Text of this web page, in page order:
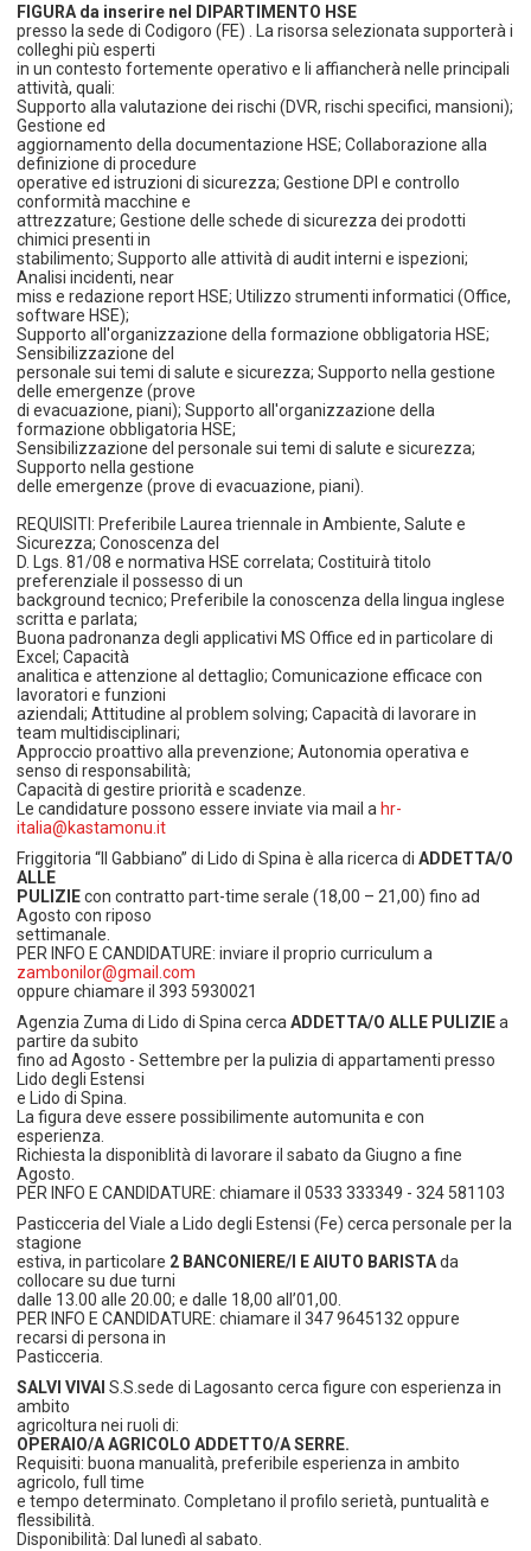
FIGURA da inserire nel DIPARTIMENTO HSE
presso la sede di Codigoro (FE) . La risorsa selezionata supporterà i
colleghi più esperti
in un contesto fortemente operativo e li affiancherà nelle principali
attività, quali:
Supporto alla valutazione dei rischi (DVR, rischi specifici, mansioni);
Gestione ed
aggiornamento della documentazione HSE; Collaborazione alla
definizione di procedure
operative ed istruzioni di sicurezza; Gestione DPI e controllo
conformità macchine e
attrezzature; Gestione delle schede di sicurezza dei prodotti
chimici presenti in
stabilimento; Supporto alle attività di audit interni e ispezioni;
Analisi incidenti, near
miss e redazione report HSE; Utilizzo strumenti informatici (Office,
software HSE);
Supporto all'organizzazione della formazione obbligatoria HSE;
Sensibilizzazione del
personale sui temi di salute e sicurezza; Supporto nella gestione
delle emergenze (prove
di evacuazione, piani); Supporto all'organizzazione della
formazione obbligatoria HSE;
Sensibilizzazione del personale sui temi di salute e sicurezza;
Supporto nella gestione
delle emergenze (prove di evacuazione, piani).
REQUISITI: Preferibile Laurea triennale in Ambiente, Salute e
Sicurezza; Conoscenza del
D. Lgs. 81/08 e normativa HSE correlata; Costituirà titolo
preferenziale il possesso di un
background tecnico; Preferibile la conoscenza della lingua inglese
scritta e parlata;
Buona padronanza degli applicativi MS Office ed in particolare di
Excel; Capacità
analitica e attenzione al dettaglio; Comunicazione efficace con
lavoratori e funzioni
aziendali; Attitudine al problem solving; Capacità di lavorare in
team multidisciplinari;
Approccio proattivo alla prevenzione; Autonomia operativa e
senso di responsabilità;
Capacità di gestire priorità e scadenze.
Le candidature possono essere inviate via mail ahr-
italia@kastamonu.it
Friggitoria “Il Gabbiano” di Lido di Spina è alla ricerca diADDETTA/O
ALLE
PULIZIEcon contratto part-time serale (18,00 – 21,00) fino ad
Agosto con riposo
settimanale.
PER INFO E CANDIDATURE: inviare il proprio curriculum a
zambonilor@gmail.com
oppure chiamare il 393 5930021
Agenzia Zuma di Lido di Spina cerca ADDETTA/O ALLE PULIZIEa
partire da subito
fino ad Agosto - Settembre per la pulizia di appartamenti presso
Lido degli Estensi
e Lido di Spina.
La figura deve essere possibilimente automunita e con
esperienza.
Richiesta la disponiblità di lavorare il sabato da Giugno a fine
Agosto.
PER INFO E CANDIDATURE: chiamare il 0533 333349 - 324 581103
Pasticceria del Viale a Lido degli Estensi (Fe) cerca personale per la
stagione
estiva, in particolare 2 BANCONIERE/I E AIUTO BARISTAda
collocare su due turni
dalle 13.00 alle 20.00; e dalle 18,00 all’01,00.
PER INFO E CANDIDATURE: chiamare il 347 9645132 oppure
recarsi di persona in
Pasticceria.
SALVI VIVAI S.S.sede di Lagosanto cerca figure con esperienza in
ambito
agricoltura nei ruoli di:
OPERAIO/A AGRICOLO ADDETTO/A SERRE.
Requisiti: buona manualità, preferibile esperienza in ambito
agricolo, full time
e tempo determinato. Completano il profilo serietà, puntualità e
flessibilità.
Disponibilità: Dal lunedì al sabato.